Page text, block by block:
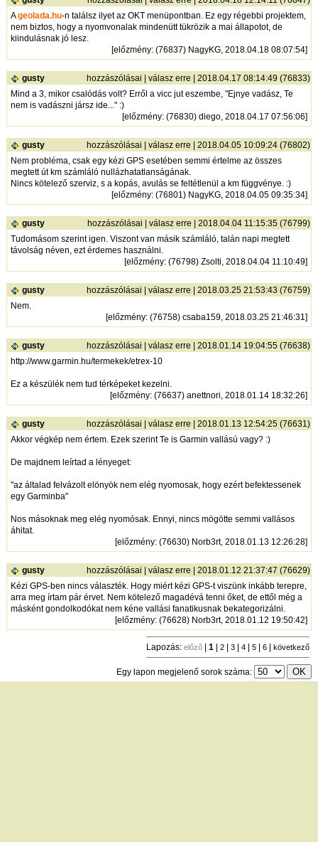
Ageolada.hu-n találsz ilyet az OKT menüpontban. Ez egy régebbi projektem,
nem biztos, hogy a nyomvonalak mindenütt tükrözik a mai állapotot, de
kiindulásnak jó lesz.
[előzmény: (76837) NagyKG, 2018.04.18 08:07:54]
gusty hozzászólásai |válasz erre | 2018.04.17 08:14:49 (76833)
Mind a 3, mikor csalódás volt? Erről a vicc jut eszembe, "Ejnye vadász, Te
nem is vadászni jársz ide..." :)
[előzmény: (76830) diego, 2018.04.17 07:56:06]
gusty hozzászólásai |válasz erre | 2018.04.05 10:09:24 (76802)
Nem probléma, csak egy kézi GPS esetében semmi értelme az összes
megtett út km számláló nullázhatatlanságának.
Nincs kötelező szerviz, s a kopás, avulás se feltétlenül a km függvénye. :)
[előzmény: (76801) NagyKG, 2018.04.05 09:35:34]
gusty hozzászólásai |válasz erre | 2018.04.04 11:15:35 (76799)
Tudomásom szerint igen. Viszont van másik számláló, talán napi megtett
távolság néven, ezt érdemes használni.
[előzmény: (76798) Zsolti, 2018.04.04 11:10:49]
gusty hozzászólásai |válasz erre | 2018.03.25 21:53:43 (76759)
Nem.
[előzmény: (76758) csaba159, 2018.03.25 21:46:31]
gusty hozzászólásai |válasz erre | 2018.01.14 19:04:55 (76638)
http://www.garmin.hu/termekek/etrex-10
Ez a készülék nem tud térképeket kezelni.
[előzmény: (76637) anettnori, 2018.01.14 18:32:26]
gusty hozzászólásai |válasz erre | 2018.01.13 12:54:25 (76631)
Akkor végkép nem értem. Ezek szerint Te is Garmin vallású vagy? :)
De majdnem leírtad a lényeget:
"az általad felvázolt elönyök nem elég nyomosak, hogy ezért befektessenek
egy Garminba"
Nos másoknak meg elég nyomósak. Ennyi, nincs mögötte semmi vallásos
áhitat.
[előzmény: (76630) Norb3rt, 2018.01.13 12:26:28]
gusty hozzászólásai |válasz erre | 2018.01.12 21:37:47 (76629)
Kézi GPS-ben nincs választék. Hogy miért kézi GPS-t viszünk inkább terepre,
arra meg írtam pár érvet. Nem kötelező magadévá tenni őket, de ettől még a
másként gondolkodókat nem kéne vallási fanatikusnak bekategorizálni.
[előzmény: (76628) Norb3rt, 2018.01.12 19:50:42]
Lapozás:előző |1 2 3 4 5 6 |következő
Egy lapon megjelenő sorok száma: